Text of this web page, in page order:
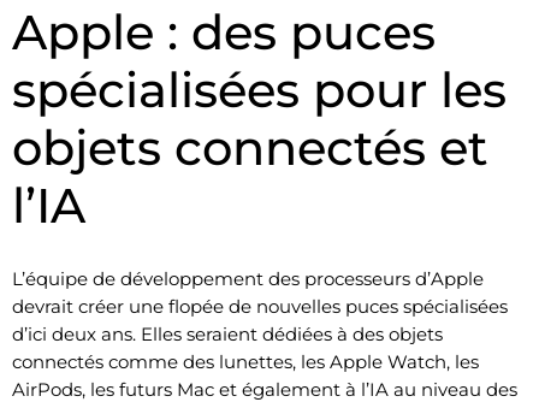
Apple : des puces
spécialisées pour les
objets connectés et
l’IA
L’équipe de développement des processeurs d’Apple
devrait créer une flopée de nouvelles puces spécialisées
d’ici deux ans. Elles seraient dédiées à des objets
connectés comme des lunettes, les Apple Watch, les
AirPods, les futurs Mac et également à l’IA au niveau des